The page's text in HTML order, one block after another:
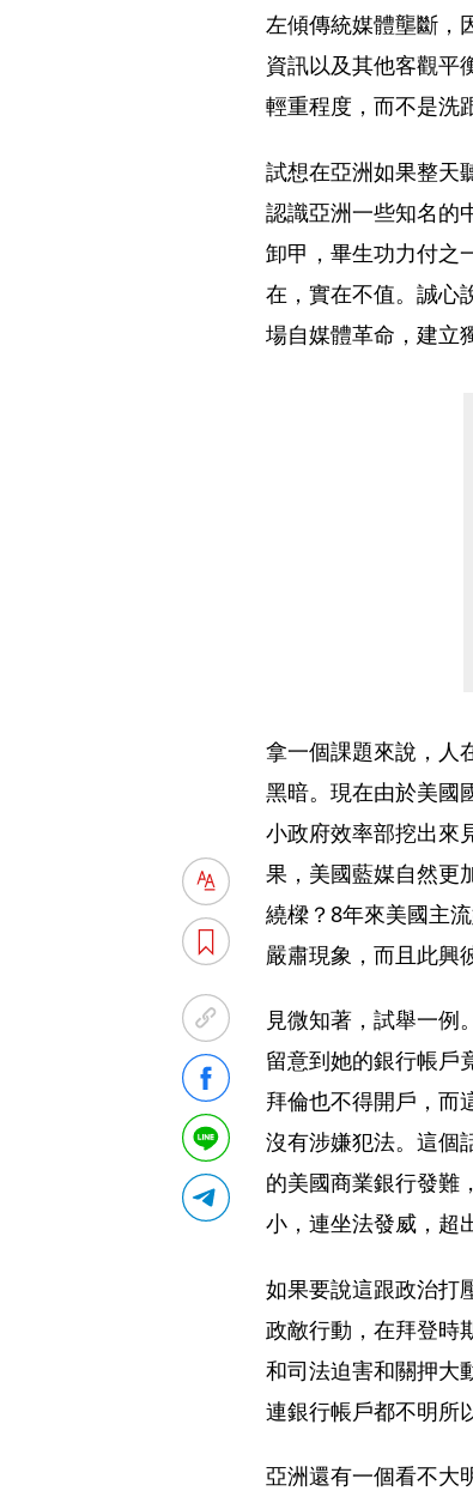
左傾傳統媒體壟斷，
資訊以及其他客觀平
輕重程度，而不是洗
試想在亞洲如果整天
認識亞洲一些知名的
卸甲，畢生功力付之
在，實在不值。誠心
場自媒體革命，建立
拿一個課題來說，人
黑暗。現在由於美國
小政府效率部挖出來
果，美國藍媒自然更
繞樑？8年來美國主
嚴肅現象，而且此興
見微知著，試舉一例
留意到她的銀行帳戶
拜倫也不得開戶，而
沒有涉嫌犯法。這個
的美國商業銀行發難
小，連坐法發威，超
如果要說這跟政治打
政敵行動，在拜登時
和司法迫害和關押大
連銀行帳戶都不明所
亞洲還有一個看不大